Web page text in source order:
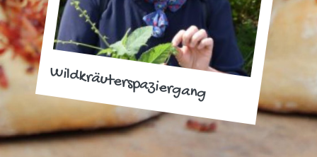
Wildkräuterspaziergang